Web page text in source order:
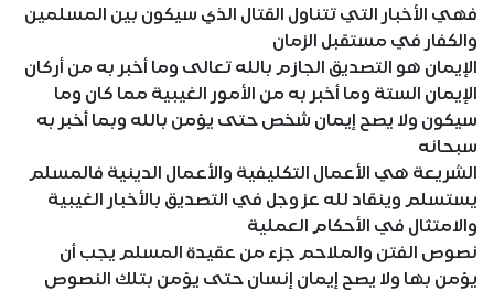
فهي الأخبار التي تتناول القتال الذي سيكون بين المسلمين
والكفار في مستقبل الزمان
الإيمان هو التصديق الجازم بالله تعالى وما أخبر به من أركان
الإيمان الستة وما أخبر به من الأمور الغيبية مما كان وما
سيكون ولا يصح إيمان شخص حتى يؤمن بالله وبما أخبر به
سبحانه
الشريعة هي الأعمال التكليفية والأعمال الدينية فالمسلم
يستسلم وينقاد لله عز وجل في التصديق بالأخبار الغيبية
والامتثال في الأحكام العملية
نصوص الفتن والملاحم جزء من عقيدة المسلم يجب أن
يؤمن بها ولا يصح إيمان إنسان حتى يؤمن بتلك النصوص